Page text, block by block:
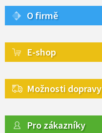
O firmě
E-shop
Možnosti dopravy
Pro zákazníky